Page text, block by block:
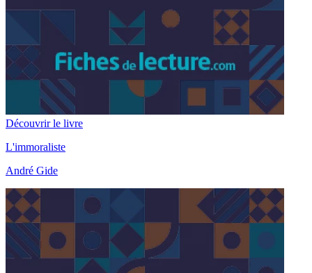
Découvrir le livre
L'immoraliste
André Gide